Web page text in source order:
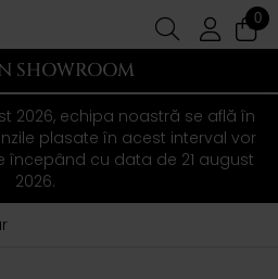
0
SHOWROOM
2026, echipa noastră se află în
plasate în acest interval vor
începând cu data de 21 august
2026.